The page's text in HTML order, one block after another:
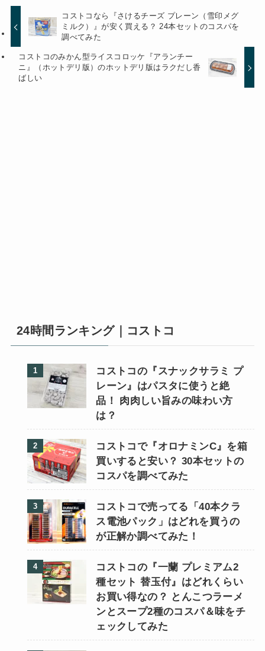
コストコなら『さけるチーズ プレーン（雪印メグ
ミルク）』が安く買える？ 24本セットのコスパを
調べてみた
コストコのみかん型ライスコロッケ『アランチー
ニ』（ホットデリ版）のホットデリ版はラクだし香
ばしい
24時間ランキング｜コストコ
コストコの『スナックサラミ プ
レーン』はパスタに使うと絶
品！ 肉肉しい旨みの味わい方
は？
コストコで『オロナミンC』を箱
買いすると安い？ 30本セットの
コスパを調べてみた
コストコで売ってる「40本クラ
ス電池パック」はどれを買うの
が正解か調べてみた！
コストコの『一蘭 プレミアム2
種セット 替玉付』はどれくらい
お買い得なの？ とんこつラーメ
ンとスープ2種のコスパ＆味をチ
ェックしてみた